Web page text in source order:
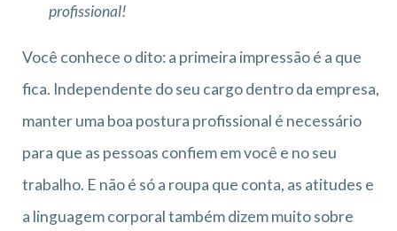
profissional!
Você conhece o dito: a primeira impressão é a que
fica. Independente do seu cargo dentro da empresa,
manter uma boa postura profissional é necessário
para que as pessoas confiem em você e no seu
trabalho. E não é só a roupa que conta, as atitudes e
a linguagem corporal também dizem muito sobre